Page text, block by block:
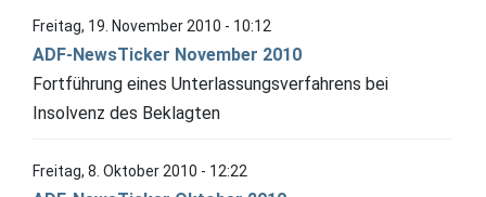
Freitag, 19. November 2010 - 10:12
ADF-NewsTicker November 2010
Fortführung eines Unterlassungsverfahrens bei
Insolvenz des Beklagten
Freitag, 8. Oktober 2010 - 12:22